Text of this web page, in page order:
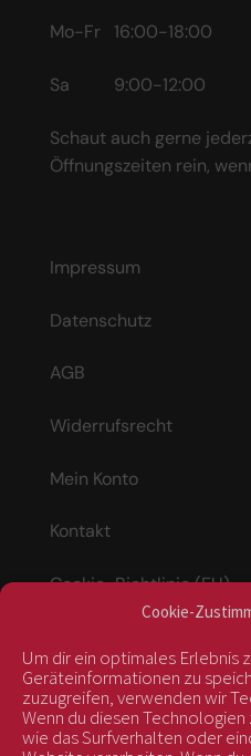
Cookie-
Um dir ein optimales Erlebnis
Geräteinformationen zu
zuzugreifen, verwenden wir
Wenn du diesen
wie das Surfverhalten oder
Mo-Fr 16:00-18:00
Sa 9:00-12:00
Schaut auch gerne
Öffnungszeiten rein,
Impressum
Datenschutz
AGB
Widerrufsrecht
Mein Konto
Kontakt
Cookie-Richtlinie (EU)
Vertrag widerrufen